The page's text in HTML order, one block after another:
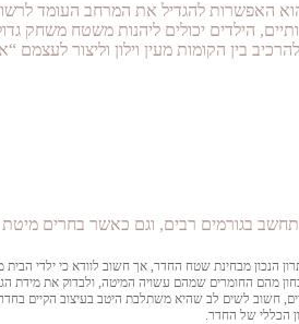
האפשרות להגדיל את המרחב העומד
הילדים יכולים ליהנות משטח משחק
בין הקומות מעין וילון וליצור לעצמם
בגורמים רבים, וגם כאשר בחרים מיטת
הנכון מבחינת שטח החדר, אך חשוב לוודא כי ילדי
מהם החומרים שמהם עשויה המיטה, ולבדוק את מידת
חשוב לשים לב שהיא משתלבת היטב בעיצוב הקיים
הכללי של החדר.